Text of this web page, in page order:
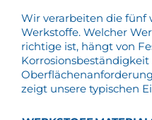
Wir verarbeiten die fünf
Werkstoffe. Welcher
richtige ist, hängt von
Korrosionsbeständigkeit
zeigt unsere typischen